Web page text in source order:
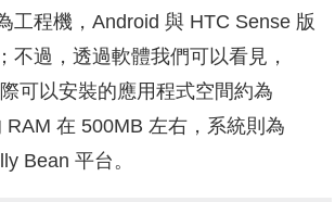
工程機，Android 與 HTC Sense 版
不過，透過軟體我們可以看見，
可以安裝的應用程式空間約為
RAM 在 500MB 左右，系統則為
Bean 平台。